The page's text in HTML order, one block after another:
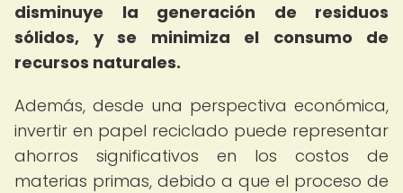
disminuye la generación de residuos
sólidos, y se minimiza el consumo de
recursos naturales.
Además, desde una perspectiva económica,
invertir en papel reciclado puede representar
ahorros significativos en los costos de
materias primas, debido a que el proceso de